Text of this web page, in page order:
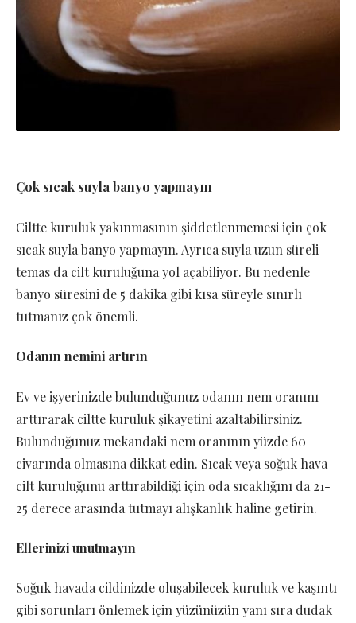
Çok sıcak suyla banyo yapmayın
Ciltte kuruluk yakınmasının şiddetlenmemesi için çok
sıcak suyla banyo yapmayın. Ayrıca suyla uzun süreli
temas da cilt kuruluğuna yol açabiliyor. Bu nedenle
banyo süresini de 5 dakika gibi kısa süreyle sınırlı
tutmanız çok önemli.
Odanın nemini artırın
Ev ve işyerinizde bulunduğunuz odanın nem oranını
arttırarak ciltte kuruluk şikayetini azaltabilirsiniz.
Bulunduğunuz mekandaki nem oranının yüzde 60
civarında olmasına dikkat edin. Sıcak veya soğuk hava
cilt kuruluğunu arttırabildiği için oda sıcaklığını da 21-
25 derece arasında tutmayı alışkanlık haline getirin.
Ellerinizi unutmayın
Soğuk havada cildinizde oluşabilecek kuruluk ve kaşıntı
gibi sorunları önlemek için yüzünüzün yanı sıra dudak